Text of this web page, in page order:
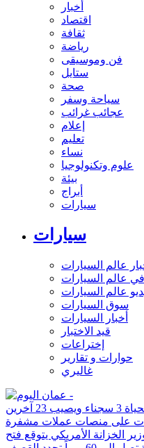
أخبار
اقتصاد
ثقافة
رياضة
فن وموسيقى
ستايل
صحة
سياحة وسفر
عجائب غرائب
إعلام
تعليم
نساء
علوم وتكنولوجيا
بيئة
أبراج
سيارات
سيارات
عالم السيارات
عالم السيارات
عالم السيارات
سوق السيارات
أخبار السيارات
قيد الاختبار
إختراعات
حوارات و تقارير
غاليري
على منصات عملات مشفرة
الخزانة الأمريكي يتوقع فتح